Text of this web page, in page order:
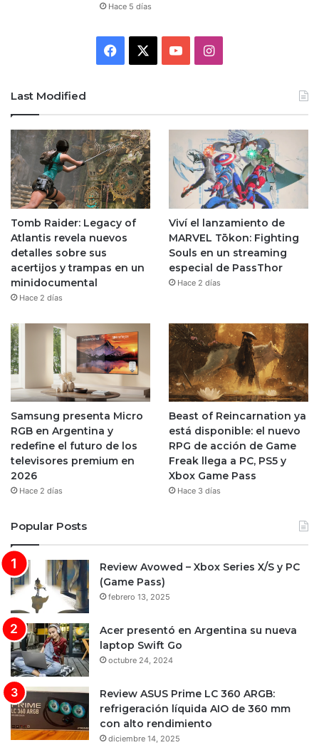
Hace 5 días
Facebook YouTubeInstagram
Last Modified
Tomb Raider: Legacy of
Atlantis revela nuevos
detalles sobre sus
acertijos y trampas en un
minidocumental
Hace 2 días
Viví el lanzamiento de
MARVEL Tōkon: Fighting
Souls en un streaming
especial de PassThor
Hace 2 días
Samsung presenta Micro
RGB en Argentina y
redefine el futuro de los
televisores premium en
2026
Hace 2 días
Beast of Reincarnation ya
está disponible: el nuevo
RPG de acción de Game
Freak llega a PC, PS5 y
Xbox Game Pass
Hace 3 días
Popular Posts
Review Avowed – Xbox Series X/S y PC
(Game Pass)
febrero 13, 2025
Acer presentó en Argentina su nueva
laptop Swift Go
octubre 24, 2024
Review ASUS Prime LC 360 ARGB:
refrigeración líquida AIO de 360 mm
con alto rendimiento
diciembre 14, 2025